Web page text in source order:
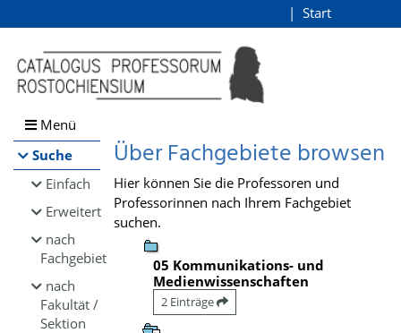
Browsen
direkt zum Inhalt
Start
Menü
Suche
Einfach
Erweitert
nach
Fachgebiet
nach
Fakultät /
Sektion
Über Fachgebiete browsen
Hier können Sie die Professoren und
Professorinnen nach Ihrem Fachgebiet
suchen.
05 Kommunikations- und
Medienwissenschaften
2 Einträge